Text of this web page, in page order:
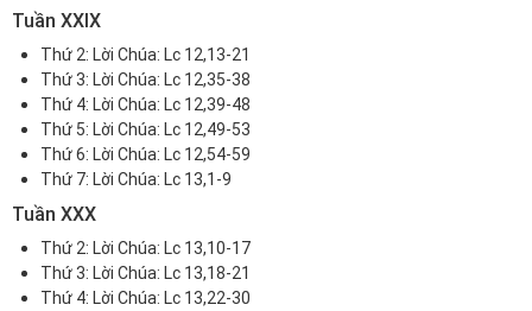
Tuần XXIX
Thứ 2: Lời Chúa: Lc 12,13-21
Thứ 3: Lời Chúa: Lc 12,35-38
Thứ 4: Lời Chúa: Lc 12,39-48
Thứ 5: Lời Chúa: Lc 12,49-53
Thứ 6: Lời Chúa: Lc 12,54-59
Thứ 7: Lời Chúa: Lc 13,1-9
Tuần XXX
Thứ 2: Lời Chúa: Lc 13,10-17
Thứ 3: Lời Chúa: Lc 13,18-21
Thứ 4: Lời Chúa: Lc 13,22-30